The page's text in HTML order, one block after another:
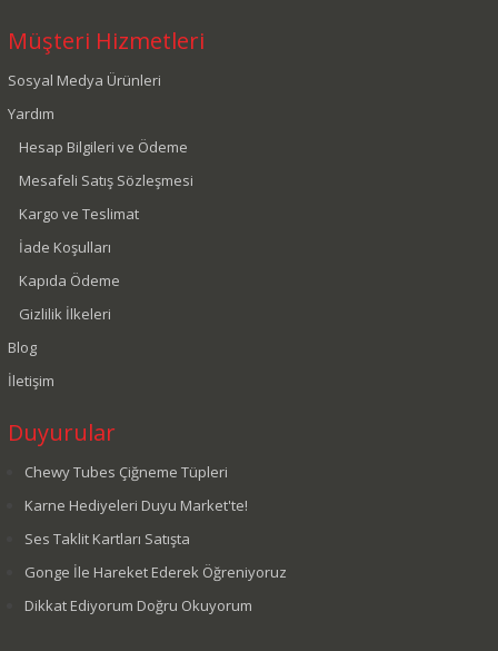
Müşteri Hizmetleri
Sosyal Medya Ürünleri
Yardım
Hesap Bilgileri ve Ödeme
Mesafeli Satış Sözleşmesi
Kargo ve Teslimat
İade Koşulları
Kapıda Ödeme
Gizlilik İlkeleri
Blog
İletişim
Duyurular
Chewy Tubes Çiğneme Tüpleri
Karne Hediyeleri Duyu Market'te!
Ses Taklit Kartları Satışta
Gonge İle Hareket Ederek Öğreniyoruz
Dikkat Ediyorum Doğru Okuyorum